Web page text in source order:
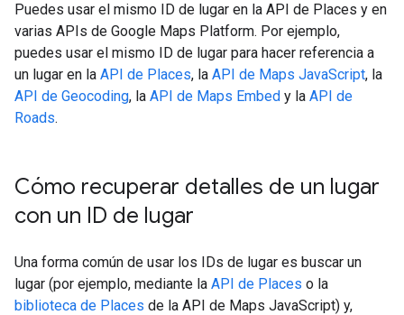
Puedes usar el mismo ID de lugar en la API de Places y en
varias APIs de Google Maps Platform. Por ejemplo,
puedes usar el mismo ID de lugar para hacer referencia a
un lugar en la API de Places, la API de Maps JavaScript, la
API de Geocoding, la API de Maps Embed y la API de
Roads.
Cómo recuperar detalles de un lugar
con un ID de lugar
Una forma común de usar los IDs de lugar es buscar un
lugar (por ejemplo, mediante la API de Places o la
biblioteca de Places de la API de Maps JavaScript) y,